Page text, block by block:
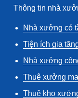
Thông tin nhà
Nhà xưởng có
Tiện ích gia
Nhà xưởng
Thuê xưởng
Thuê kho